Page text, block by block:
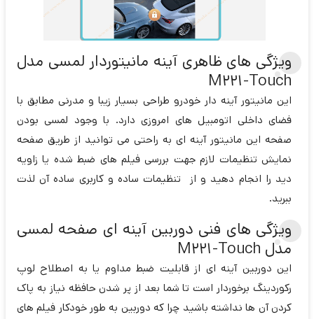
ویژگی های ظاهری آینه مانیتوردار لمسی مدل
M221-Touch
این مانیتور آینه دار خودرو طراحی بسیار زیبا و مدرنی مطابق با
فضای داخلی اتومبیل های امروزی دارد. با وجود لمسی بودن
صفحه این مانیتور آینه ای به راحتی می توانید از طریق صفحه
نمایش تنظیمات لازم جهت بررسی فیلم های ضبط شده یا زاویه
دید را انجام دهید و از تنظیمات ساده و کاربری ساده آن لذت
ببرید.
ویژگی های فنی دوربین آینه ای صفحه لمسی
مدل M221-Touch
این دوربین آینه ای از قابلیت ضبط مداوم یا به اصطلاح لوپ
رکوردینگ برخوردار است تا شما بعد از پر شدن حافظه نیاز به پاک
کردن آن ها نداشته باشید چرا که دوربین به طور خودکار فیلم های